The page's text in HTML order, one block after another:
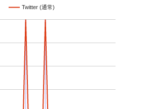
Twitter (通常)